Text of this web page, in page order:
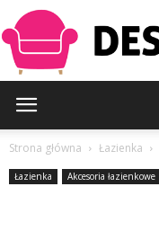
Strona główna Łazienka
Łazienka Akcesoria łazienkowe